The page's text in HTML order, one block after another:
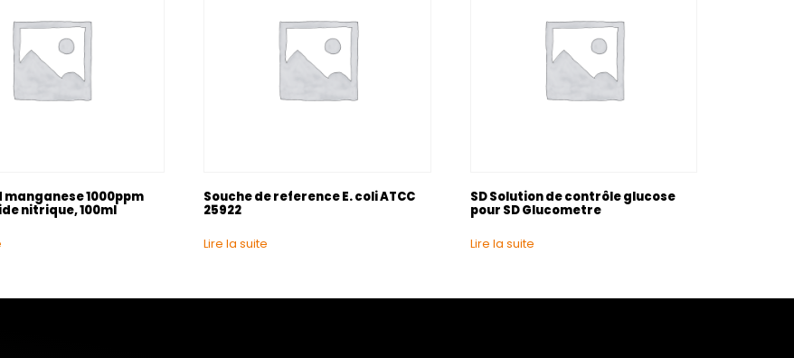
1000ppm
nitrique, 100ml
Souche de reference E. coli ATCC
25922
Lire la suite
SD Solution de contrôle glucose
pour SD Glucometre
Lire la suite